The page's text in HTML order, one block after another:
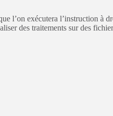
exécutera l’instruction à
des traitements sur des